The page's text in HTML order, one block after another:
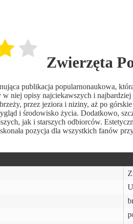
Zwierzęta
publikacja popularnonaukowa,
w niej opisy najciekawszych i
przez jeziora i niziny, aż po
i środowisko życia. Dodatkowo,
jak i starszych odbiorców.
pozycja dla wszystkich fanów